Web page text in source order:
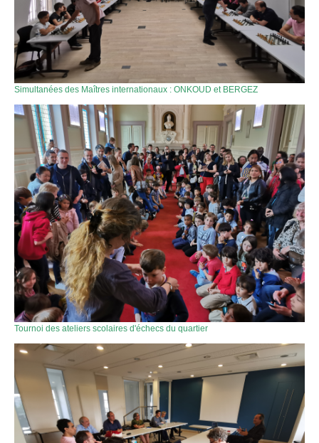
Simultanées des Maîtres internationaux : ONKOUD et BERGEZ
Tournoi des ateliers scolaires d'échecs du quartier